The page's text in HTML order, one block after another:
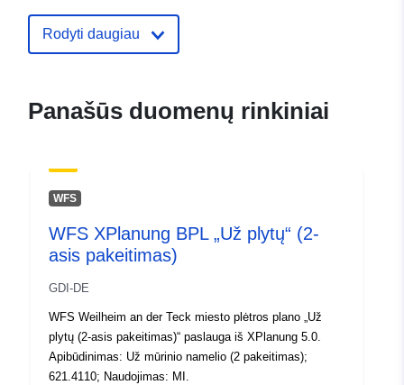
Rodyti daugiau
Panašūs duomenų rinkiniai
WFS
WFS XPlanung BPL „Už plytų“ (2-
asis pakeitimas)
GDI-DE
WFS Weilheim an der Teck miesto plėtros plano „Už
plytų (2-asis pakeitimas)“ paslauga iš XPlanung 5.0.
Apibūdinimas: Už mūrinio namelio (2 pakeitimas);
621.4110; Naudojimas: MI.